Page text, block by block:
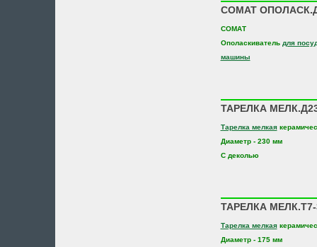
СОМАТ
СОМАТ
Ополаскиватель для
машины
ТАРЕЛКА
Тарелка мелкая
Диаметр - 230 мм
С деколью
ТАРЕЛКА МЕЛК.Т7-
Тарелка мелкая
Диаметр - 175 мм